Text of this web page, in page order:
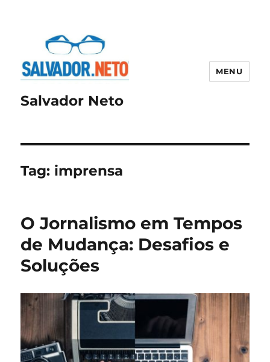
Salvador Neto
MENU
Tag: imprensa
O Jornalismo em Tempos
de Mudança: Desafios e
Soluções